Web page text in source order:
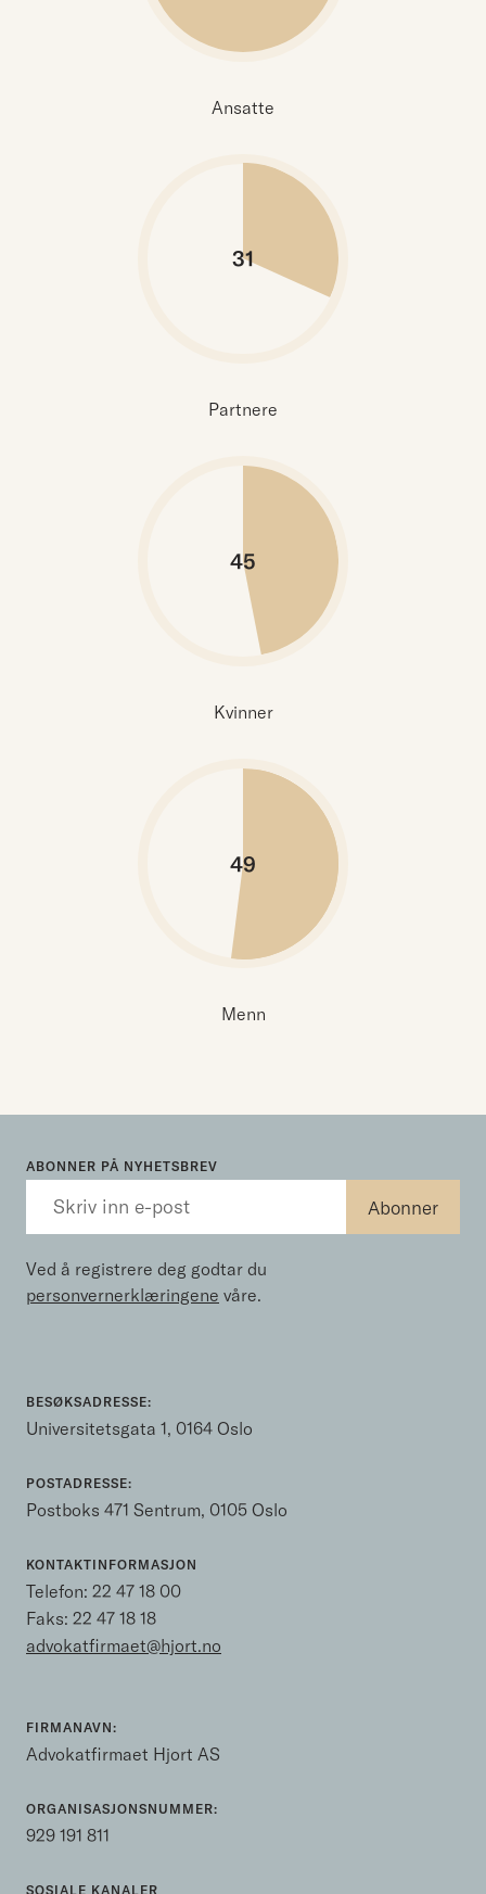
Ansatte
31
Partnere
45
Kvinner
49
Menn
ABONNER PÅ NYHETSBREV
Ved å registrere deg godtar du
personvernerklæringene våre.
BESØKSADRESSE:
Universitetsgata 1, 0164 Oslo
POSTADRESSE:
Postboks 471 Sentrum, 0105 Oslo
KONTAKTINFORMASJON
Telefon: 22 47 18 00
Faks: 22 47 18 18
advokatfirmaet@hjort.no
FIRMANAVN:
Advokatfirmaet Hjort AS
ORGANISASJONSNUMMER:
929 191 811
SOSIALE KANALER